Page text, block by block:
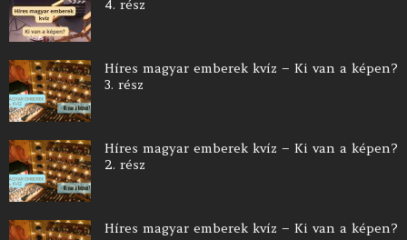
4. rész
Híres magyar emberek kvíz – Ki van a képen?
3. rész
Híres magyar emberek kvíz – Ki van a képen?
2. rész
Híres magyar emberek kvíz – Ki van a képen?